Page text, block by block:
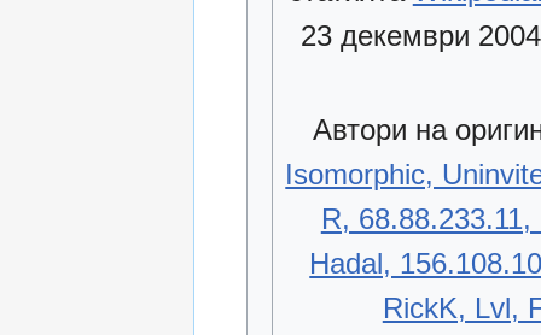
23 декември
Автори на
Isomorphic,
R,
Hadal,
RickK, Lvl,